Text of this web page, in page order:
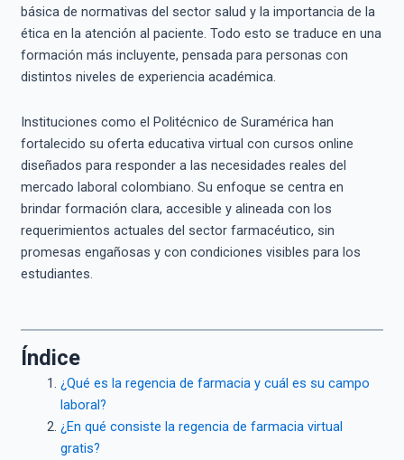
básica de normativas del sector salud y la importancia de la
ética en la atención al paciente. Todo esto se traduce en una
formación más incluyente, pensada para personas con
distintos niveles de experiencia académica.
Instituciones como el Politécnico de Suramérica han
fortalecido su oferta educativa virtual con cursos online
diseñados para responder a las necesidades reales del
mercado laboral colombiano. Su enfoque se centra en
brindar formación clara, accesible y alineada con los
requerimientos actuales del sector farmacéutico, sin
promesas engañosas y con condiciones visibles para los
estudiantes.
Índice
¿Qué es la regencia de farmacia y cuál es su campo
laboral?
¿En qué consiste la regencia de farmacia virtual
gratis?